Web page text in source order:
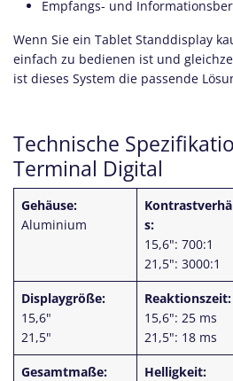
Empfangs- und
Wenn Sie ein Tablet Standdisplay
einfach zu bedienen ist und
ist dieses System die passende
Technische
Terminal Digital
Gehäuse:
Aluminium
s:
15,6": 700:1
21,5": 3000:1
Displaygröße:
15,6"
21,5"
Reaktionszeit:
15,6": 25 ms
21,5": 18 ms
Gesamtmaße:
Helligkeit: